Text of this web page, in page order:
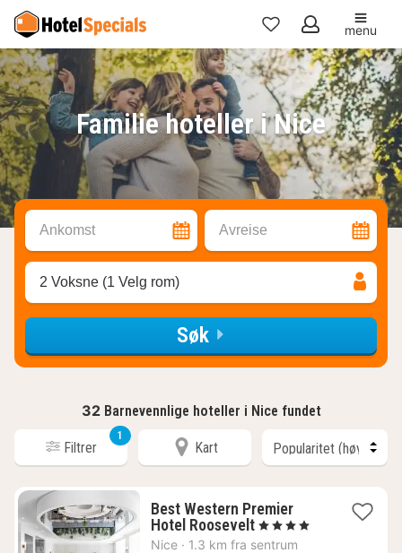
Mine
favoritter
menu
Familie hoteller i Nice
Ankomst Avreise
2 Voksne (1 Velg rom)
Søk
32 Barnevennlige hoteller i Nice fundet
Filtrer
1
Kart
Best Western Premier
Hotel Roosevelt1
natt
, 4 Stjerner
Nice · 1.3 km fra sentrum